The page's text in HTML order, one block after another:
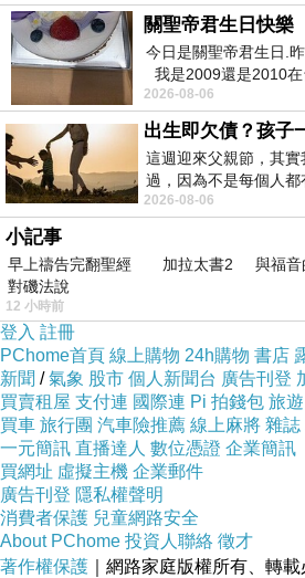
綁帶懶人帆布鞋(P4543602-
也求助谷哥大神 發現【童鞋
嘴猴 中童 無綁帶懶人帆布鞋
價真的不錯想想哪裡買最便
享文行李箱/旅遊用品分享推
銷.開箱文.優缺點比較
最後選擇在這購買【童鞋城
猴 中童 無綁帶懶人帆布鞋
因,是因為比較有保障,也不會
才選擇在這購入
更多資料、資訊參考分享
關聖帝君生日快樂
今日是關聖帝君生日.
我是2009還是2010
一個奇摩交友的網友學
2026-08-06
這週迎來父親節，其
過，因為不是每個人
節的，平時也沒什麼儀
2026-08-06
小記事
早上禱告完翻聖經 加拉太書2 與福音
對磯法說
12 小時前
登入 註冊
PChome首頁 線上購物 24h購物 書店
新聞 /氣象 股市 個人新聞台 廣告刊登
買賣租屋 支付連 國際連 Pi 拍錢包 旅遊
買車 旅行團 汽車險推薦 線上麻將 雜誌
一元簡訊 直播達人 數位憑證 企業簡訊
買網址 虛擬主機 企業郵件
廣告刊登 隱私權聲明
消費者保護 兒童網路安全
About PChome 投資人聯絡 徵才
著作權保護 ｜網路家庭版權所有、轉載